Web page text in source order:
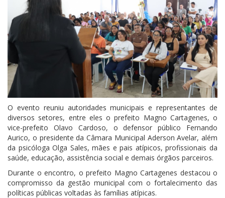
O evento reuniu autoridades municipais e representantes de
diversos setores, entre eles o prefeito Magno Cartagenes, o
vice-prefeito Olavo Cardoso, o defensor público Fernando
Aurico, o presidente da Câmara Municipal Aderson Avelar, além
da psicóloga Olga Sales, mães e pais atípicos, profissionais da
saúde, educação, assistência social e demais órgãos parceiros.
Durante o encontro, o prefeito Magno Cartagenes destacou o
compromisso da gestão municipal com o fortalecimento das
políticas públicas voltadas às famílias atípicas.